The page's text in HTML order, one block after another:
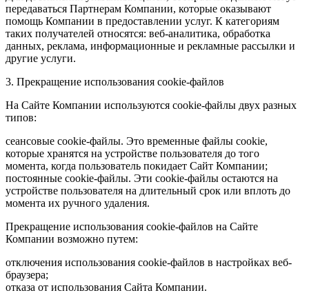
передаваться Партнерам Компании, которые оказывают
помощь Компании в предоставлении услуг. К категориям
таких получателей относятся: веб-аналитика, обработка
данных, реклама, информационные и рекламные рассылки и
другие услуги.
3. Прекращение использования cookie-файлов
На Сайте Компании используются cookie-файлы двух разных
типов:
сеансовые cookie-файлы. Это временные файлы cookie,
которые хранятся на устройстве пользователя до того
момента, когда пользователь покидает Сайт Компании;
постоянные cookie-файлы. Эти cookie-файлы остаются на
устройстве пользователя на длительный срок или вплоть до
момента их ручного удаления.
Прекращение использования cookie-файлов на Сайте
Компании возможно путем:
отключения использования cookie-файлов в настройках веб-
браузера;
отказа от использования Сайта Компании.